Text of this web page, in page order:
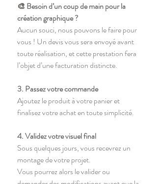
🎨 Besoin d’un coup de main pour la
création graphique ?
Aucun souci, nous pouvons le faire pour
vous ! Un devis vous sera envoyé avant
toute réalisation, et cette prestation fera
l’objet d’une facturation distincte.
3. Passez votre commande
Ajoutez le produit à votre panier et
finalisez votre achat en toute simplicité.
4. Validez votre visuel final
Sous quelques jours, vous recevrez un
montage de votre projet.
Vous pourrez alors le valider ou